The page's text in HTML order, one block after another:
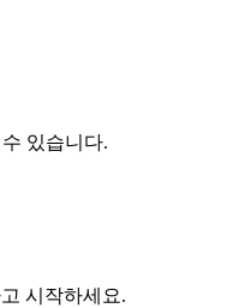
있습니다.
시작하세요.